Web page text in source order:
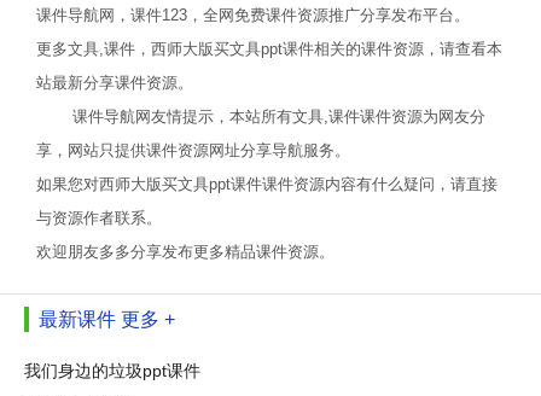
课件导航网，课件123，全网免费课件资源推广分享发布平台。
更多文具,课件，西师大版买文具ppt课件相关的课件资源，请查看本
站最新分享课件资源。
课件导航网友情提示，本站所有文具,课件课件资源为网友分
享，网站只提供课件资源网址分享导航服务。
如果您对西师大版买文具ppt课件课件资源内容有什么疑问，请直接
与资源作者联系。
欢迎朋友多多分享发布更多精品课件资源。
最新课件 更多 +
我们身边的垃圾ppt课件